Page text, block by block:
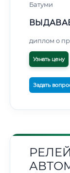
Батуми
диплом о
Узнать цену
Задать